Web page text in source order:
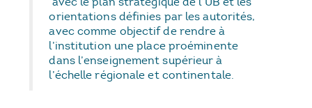
orientations définies par les autorités,
avec comme objectif de rendre à
l’institution une place proéminente
dans l’enseignement supérieur à
l’échelle régionale et continentale.